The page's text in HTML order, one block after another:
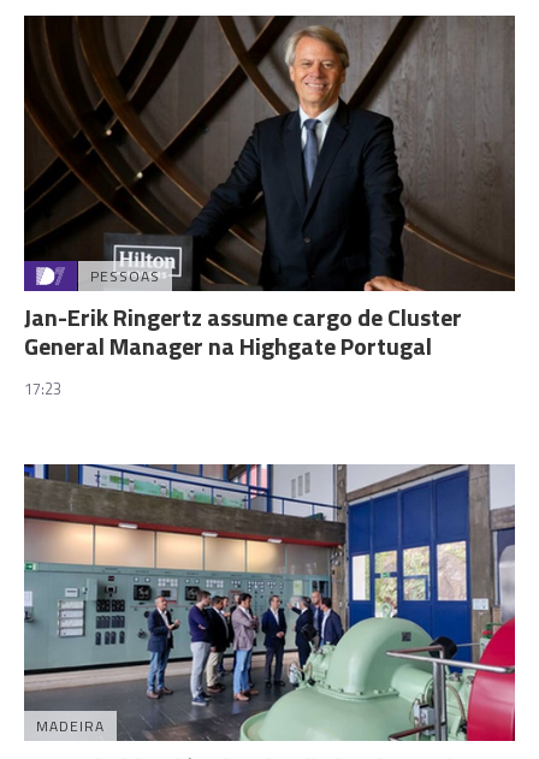
PESSOAS
Jan-Erik Ringertz assume cargo de Cluster
General Manager na Highgate Portugal
17:23
MADEIRA